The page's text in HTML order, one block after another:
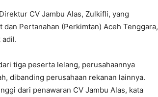
CV Jambu Alas, Zulkifli, yang
Pertanahan (Perkimtan) Aceh Tenggara,
adil.
tiga peserta lelang, perusahaannya
dibanding perusahaan rekanan lainnya.
dari penawaran CV Jambu Alas, kata